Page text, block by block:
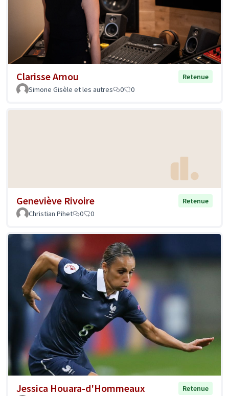
Clarisse Arnou
Retenue
Simone Gisèle et les autres
0 0
Geneviève Rivoire
Retenue
Christian Pihet
0 0
Jessica Houara-d'Hommeaux
Retenue